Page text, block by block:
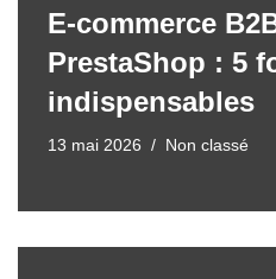
E-commerce
PrestaShop : 5
indispensables
13 mai 2026 Non classé